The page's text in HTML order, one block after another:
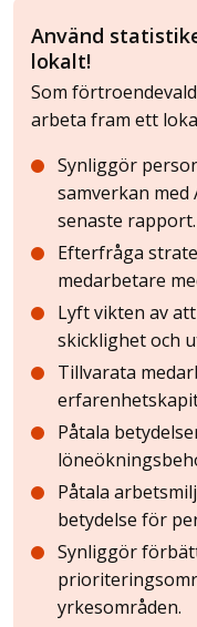
Använd
lokalt!
Som
arbeta fram ett
Synliggör
samverkan med
senaste rapport.
Efterfråga
medarbetare
Lyft vikten av
skicklighet och
Tillvarata
Påtala
Påtala
betydelse för
Synliggör
yrkesområden.